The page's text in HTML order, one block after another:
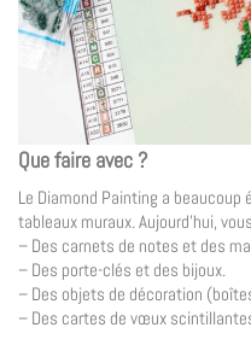
Que faire avec ?
Le Diamond Painting a
tableaux muraux. Aujourd’hui,
– Des carnets de notes et des
– Des porte-clés et des bijoux.
– Des objets de décoration
– Des cartes de vœux